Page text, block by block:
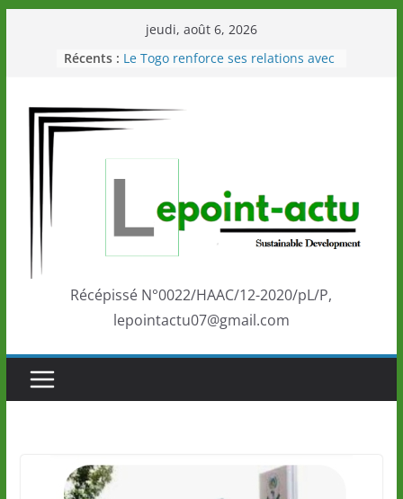
jeudi, août 6, 2026
Récents : Le Togo renforce ses relations avec
Éléphants en Côte d’Ivoire
LOTO DETENTE”, un nouveau tirage
marque de confiance au Togo sur
la scène internationale au-delà des
performances de ses athlètes
Togo: Que retenir de la politique
éducation et de l’ambition de
Récépissé N°0022/HAAC/12-2020/pL/P,
lepointactu07@gmail.com